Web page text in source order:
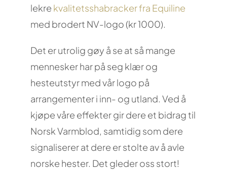
lekre kvalitetsshabracker fra Equiline
med brodert NV-logo (kr 1000).
Det er utrolig gøy å se at så mange
mennesker har på seg klær og
hesteutstyr med vår logo på
arrangementer i inn- og utland. Ved å
kjøpe våre effekter gir dere et bidrag til
Norsk Varmblod, samtidig som dere
signaliserer at dere er stolte av å avle
norske hester. Det gleder oss stort!